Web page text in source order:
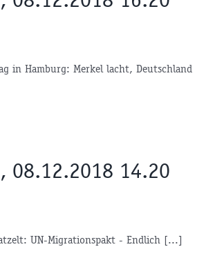
in Hamburg: Merkel lacht, Deutschland
08.12.2018 14.20
UN-Migrationspakt - Endlich [...]